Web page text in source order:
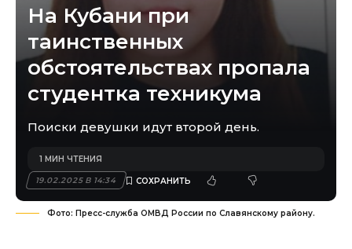
На Кубани при
таинственных
обстоятельствах пропала
студентка техникума
Поиски девушки идут второй день.
19.02.2025 В 14:34
1 МИН ЧТЕНИЯ
Фото: Пресс-служба ОМВД России по Славянскому району.